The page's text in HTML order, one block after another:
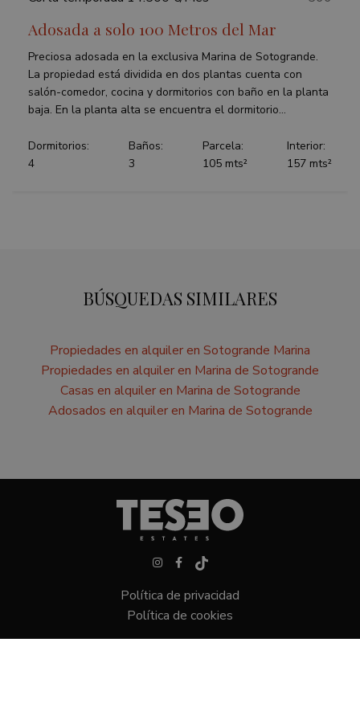
Adosada a solo 100 Metros del Mar
Preciosa adosada en la exclusiva Marina de Sotogrande.
La propiedad está dividida en dos plantas cuenta con
salón-comedor, cocina y dormitorios con baño en la planta
baja. En la planta alta se encuentra el dormitorio...
Dormitorios:
4
Baños:
3
Parcela:
105 mts²
Interior:
157 mts²
BÚSQUEDAS SIMILARES
Propiedades en alquiler en Sotogrande Marina
Propiedades en alquiler en Marina de Sotogrande
Casas en alquiler en Marina de Sotogrande
Adosados en alquiler en Marina de Sotogrande
Política de privacidad
Política de cookies